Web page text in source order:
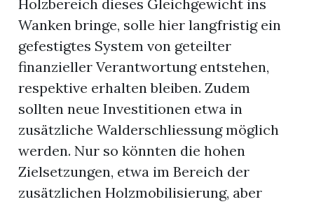
Holzbereich dieses Gleichgewicht ins
Wanken bringe, solle hier langfristig ein
gefestigtes System von geteilter
finanzieller Verantwortung entstehen,
respektive erhalten bleiben. Zudem
sollten neue Investitionen etwa in
zusätzliche Walderschliessung möglich
werden. Nur so könnten die hohen
Zielsetzungen, etwa im Bereich der
zusätzlichen Holzmobilisierung, aber